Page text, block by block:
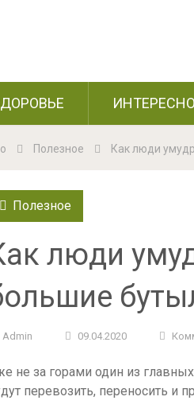
Полезное Как люди
Полезное
люди
Admin 09.04.2020
не за горами один из
перевозить, переносить и